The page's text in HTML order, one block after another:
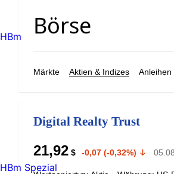
Märkte Aktien & Indizes Anleihen
Digital Realty Trust
21,92 $ -0,07 (-0,32%)
HBm
HBm Spezial